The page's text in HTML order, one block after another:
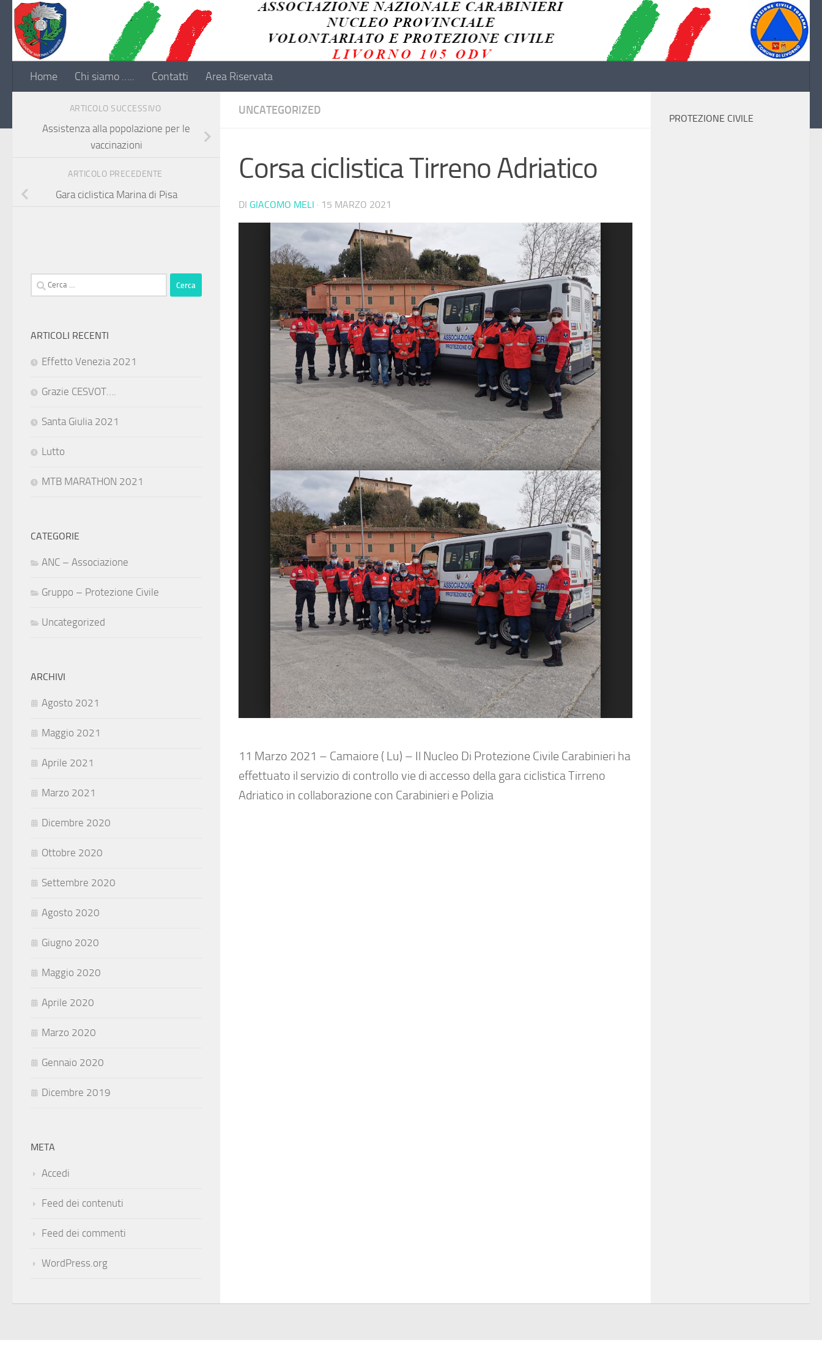
Salta al contenuto
Home Chi siamo ….. Contatti Area Riservata
UNCATEGORIZED
Corsa ciclistica Tirreno Adriatico
DI GIACOMO MELI · 15 MARZO 2021
11 Marzo 2021 – Camaiore ( Lu) – Il Nucleo Di Protezione Civile Carabinieri ha
effettuato il servizio di controllo vie di accesso della gara ciclistica Tirreno
Adriatico in collaborazione con Carabinieri e Polizia
ARTICOLO SUCCESSIVO
Assistenza alla popolazione per le
vaccinazioni
ARTICOLO PRECEDENTE
Gara ciclistica Marina di Pisa
Ricerca
per:
ARTICOLI RECENTI
Effetto Venezia 2021
Grazie CESVOT….
Santa Giulia 2021
Lutto
MTB MARATHON 2021
CATEGORIE
ANC – Associazione
Gruppo – Protezione Civile
Uncategorized
ARCHIVI
Agosto 2021
Maggio 2021
Aprile 2021
Marzo 2021
Dicembre 2020
Ottobre 2020
Settembre 2020
Agosto 2020
Giugno 2020
Maggio 2020
Aprile 2020
Marzo 2020
Gennaio 2020
Dicembre 2019
META
Accedi
Feed dei contenuti
Feed dei commenti
WordPress.org
PROTEZIONE CIVILE